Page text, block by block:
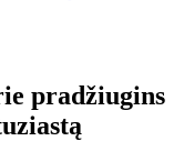
pradžiugins